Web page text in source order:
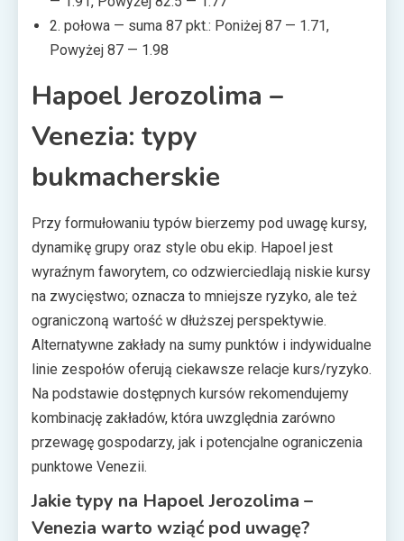
2. połowa — suma 87 pkt.: Poniżej 87 — 1.71,
Powyżej 87 — 1.98
Hapoel Jerozolima –
Venezia: typy
bukmacherskie
Przy formułowaniu typów bierzemy pod uwagę kursy,
dynamikę grupy oraz style obu ekip. Hapoel jest
wyraźnym faworytem, co odzwierciedlają niskie kursy
na zwycięstwo; oznacza to mniejsze ryzyko, ale też
ograniczoną wartość w dłuższej perspektywie.
Alternatywne zakłady na sumy punktów i indywidualne
linie zespołów oferują ciekawsze relacje kurs/ryzyko.
Na podstawie dostępnych kursów rekomendujemy
kombinację zakładów, która uwzględnia zarówno
przewagę gospodarzy, jak i potencjalne ograniczenia
punktowe Venezii.
Jakie typy na Hapoel Jerozolima –
Venezia warto wziąć pod uwagę?